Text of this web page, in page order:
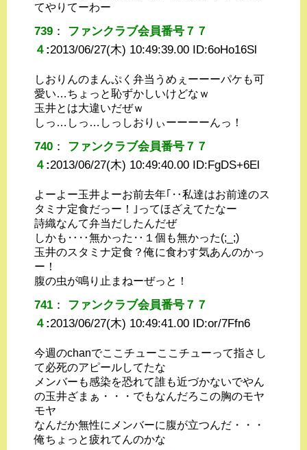
てやりてーわー
739 ： ファンクラブ会員番号７７
４ :2013/06/27(木) 10:49:39.00 ID:6oHo16Sl
しおりんのまんぷく弁当うめぇーーーパケも可
愛い…ちょっと恥ずかしいけどなｗ
玉井とは大違いだぜｗ
しっ…しっ…しっしおりぃーーーーんっ！
740 ： ファンクラブ会員番号７７
４ :2013/06/27(木) 10:49:40.00 ID:FgDS+6El
よーよー玉井よーお前去年｢‥私達はお前達のス
タミナ定食だっー！｣ってほざえてたなー
詩織なんて弁当だしたんだぜ
しかも‥‥無かった‥１個も無かった(;_;)
玉井のスタミナ定食？俺に食わす気あんのかっ
ー！
腹の虫が鳴り止まねーぜっと！
741 ： ファンクラブ会員番号７７
４ :2013/06/27(木) 10:49:41.00 ID:or/7Ffn6
今週のchanでここチューここチューって指さし
て必死のアピールしてたな
メンバーも感染を恐れて誰も近づかないでやん
の玉井ざまぁ・・・でもなんだろこの胸のモヤ
モヤ
なんだか無性にメンバーに腹が立つんだ・・・
俺ちょっと疲れてんのかな